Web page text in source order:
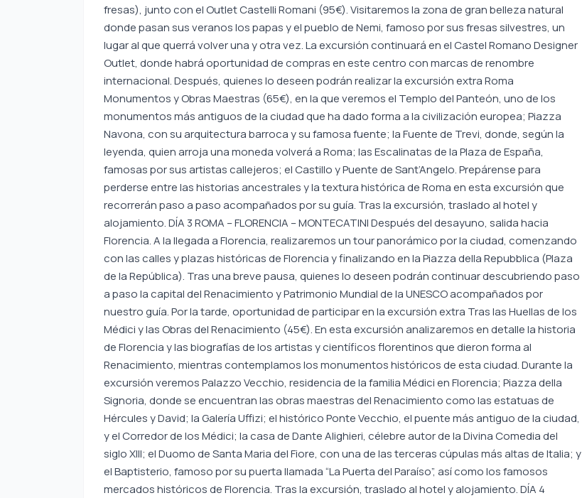
fresas), junto con el Outlet Castelli Romani (95€). Visitaremos la zona de gran belleza natural
donde pasan sus veranos los papas y el pueblo de Nemi, famoso por sus fresas silvestres, un
lugar al que querrá volver una y otra vez. La excursión continuará en el Castel Romano Designer
Outlet, donde habrá oportunidad de compras en este centro con marcas de renombre
internacional. Después, quienes lo deseen podrán realizar la excursión extra Roma
Monumentos y Obras Maestras (65€), en la que veremos el Templo del Panteón, uno de los
monumentos más antiguos de la ciudad que ha dado forma a la civilización europea; Piazza
Navona, con su arquitectura barroca y su famosa fuente; la Fuente de Trevi, donde, según la
leyenda, quien arroja una moneda volverá a Roma; las Escalinatas de la Plaza de España,
famosas por sus artistas callejeros; el Castillo y Puente de Sant’Angelo. Prepárense para
perderse entre las historias ancestrales y la textura histórica de Roma en esta excursión que
recorrerán paso a paso acompañados por su guía. Tras la excursión, traslado al hotel y
alojamiento. DÍA 3 ROMA – FLORENCIA – MONTECATINI Después del desayuno, salida hacia
Florencia. A la llegada a Florencia, realizaremos un tour panorámico por la ciudad, comenzando
con las calles y plazas históricas de Florencia y finalizando en la Piazza della Repubblica (Plaza
de la República). Tras una breve pausa, quienes lo deseen podrán continuar descubriendo paso
a paso la capital del Renacimiento y Patrimonio Mundial de la UNESCO acompañados por
nuestro guía. Por la tarde, oportunidad de participar en la excursión extra Tras las Huellas de los
Médici y las Obras del Renacimiento (45€). En esta excursión analizaremos en detalle la historia
de Florencia y las biografías de los artistas y científicos florentinos que dieron forma al
Renacimiento, mientras contemplamos los monumentos históricos de esta ciudad. Durante la
excursión veremos Palazzo Vecchio, residencia de la familia Médici en Florencia; Piazza della
Signoria, donde se encuentran las obras maestras del Renacimiento como las estatuas de
Hércules y David; la Galería Uffizi; el histórico Ponte Vecchio, el puente más antiguo de la ciudad,
y el Corredor de los Médici; la casa de Dante Alighieri, célebre autor de la Divina Comedia del
siglo XIII; el Duomo de Santa Maria del Fiore, con una de las terceras cúpulas más altas de Italia; y
el Baptisterio, famoso por su puerta llamada “La Puerta del Paraíso”, así como los famosos
mercados históricos de Florencia. Tras la excursión, traslado al hotel y alojamiento. DÍA 4